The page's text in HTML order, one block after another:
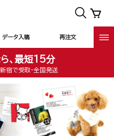
データ入稿 再注文
、最短15分
宿で受取・全国発送